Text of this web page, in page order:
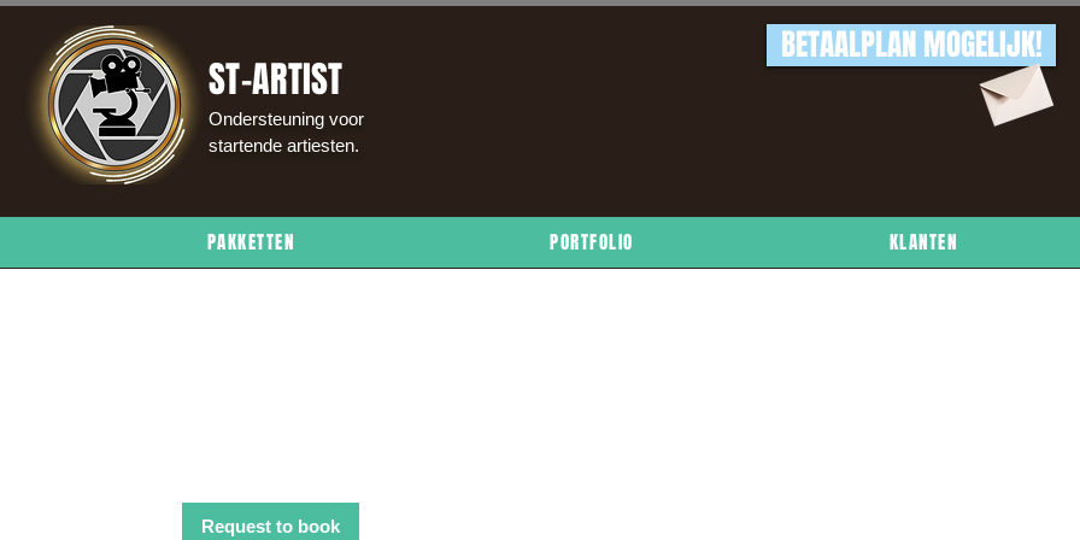
BETAALPLAN MOGELIJK!
ST-ARTIST
Ondersteuning voor
startende artiesten.
PAKKETTEN PORTFOLIO KLANTEN
Request to book